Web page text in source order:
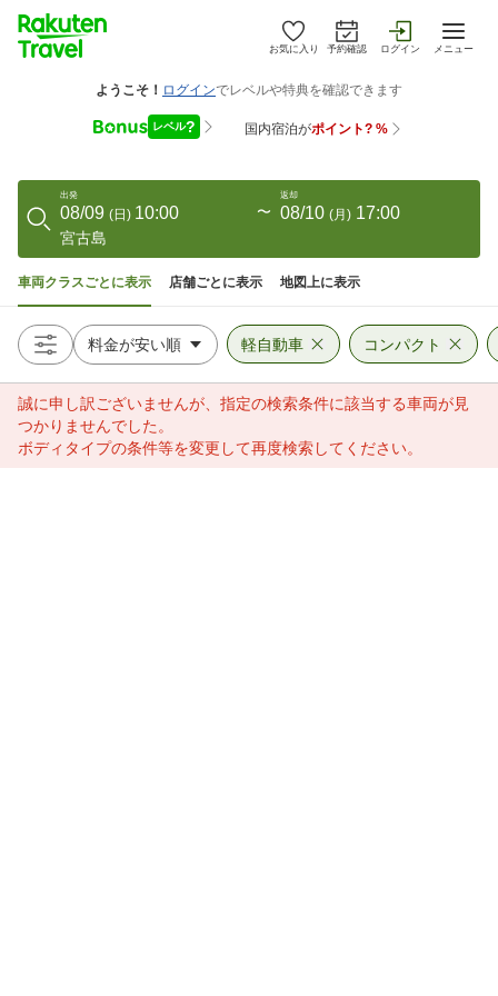
お気に入り 予約確認 ログイン メニュー
出発
08/09 (日) 10:00 〜
返却
08/10 (月 ) 17:00
宮古島
車両クラスごとに表示 店舗ごとに表示 地図上に表示
軽自動車 コンパクト
誠に申し訳ございませんが、指定の検索条件に該当する車両が見
つかりませんでした。
ボディタイプの条件等を変更して再度検索してください。